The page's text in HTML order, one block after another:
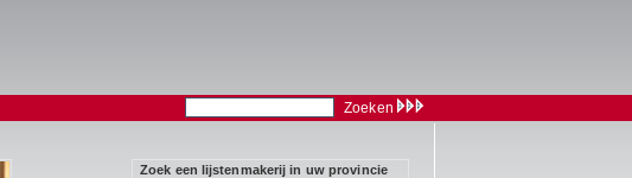
Zoeken
Zoek een lijstenmakerij in uw provincie